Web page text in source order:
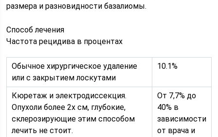
размера и разновидности базалиомы.
Способ лечения
Частота рецидива в процентах
Обычное хирургическое удаление
или с закрытием лоскутами
10.1%
Кюретаж и электродиссекция.
Опухоли более 2х см, глубокие,
склерозирующие этим способом
лечить не стоит.
От 7,7% до
40% в
зависимости
от врача и